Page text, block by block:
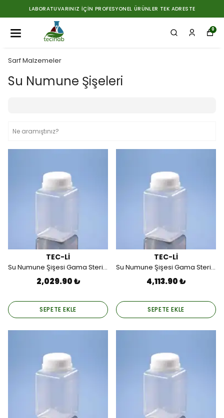
LABORATUVARINIZ İÇIN PROFESYONEL ÜRÜNLER TEK ADRESTE
0
Sarf Malzemeler
Su Numune Şişeleri
TEC-Lİ
Su Numune Şişesi Gama Steril, Tek Tek Poşetli, Pet, 1000 ML (12 Adet).
2,029.90 ₺
SEPETE EKLE
TEC-Lİ
Su Numune Şişesi Gama Steril, Tek Tek Poşetli, Pet, 1000 ML (24 Adet).
4,113.90 ₺
SEPETE EKLE